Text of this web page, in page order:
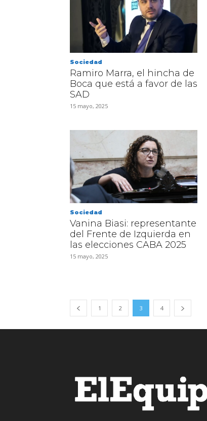
Sociedad
Ramiro Marra, el hincha de
Boca que está a favor de las
SAD
15 mayo, 2025
Sociedad
Vanina Biasi: representante
del Frente de Izquierda en
las elecciones CABA 2025
15 mayo, 2025
1 2 3 4